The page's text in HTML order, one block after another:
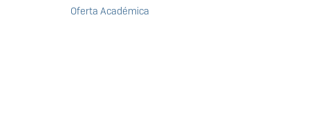
Oferta Académica